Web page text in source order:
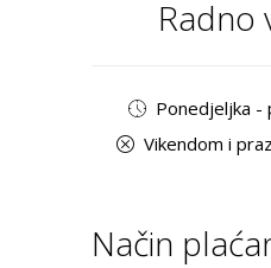
Radno
Ponedjeljka -
Vikendom i
Način